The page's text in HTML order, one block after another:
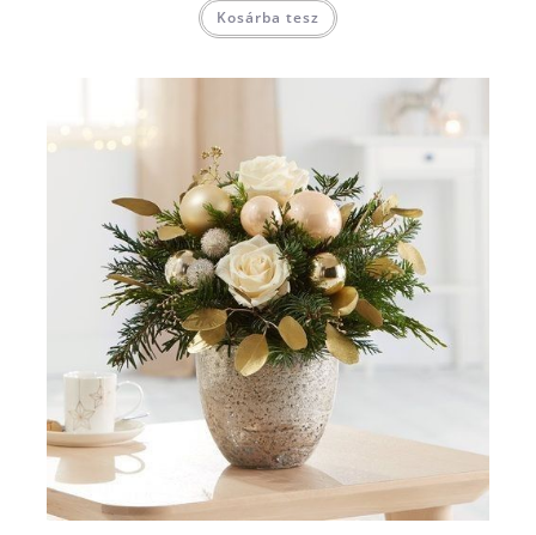
Kosárba tesz